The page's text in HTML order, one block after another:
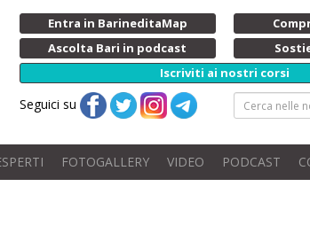
Entra in BarineditaMap
Ascolta Bari in podcast
Iscriviti ai nostri corsi
Seguici su
FOTOGALLERY VIDEO PODCAST